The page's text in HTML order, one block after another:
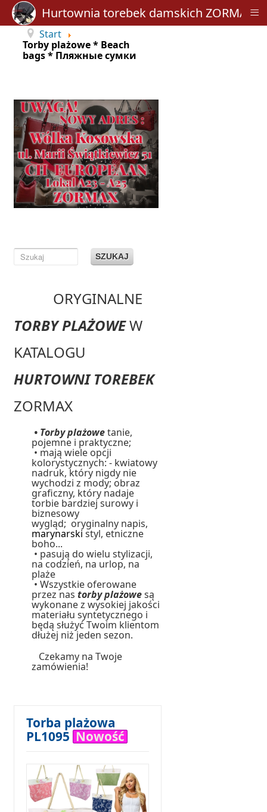
Start
Torby plażowe * Beach
bags * Пляжные сумки
SZUKAJ
ORYGINALNE
TORBY PLAŻOWEW
KATALOGU
HURTOWNI TOREBEK
ZORMAX
• Torby plażowetanie,
pojemne i praktyczne;
• mają wiele opcji
kolorystycznych: - kwiatowy
nadruk, który nigdy nie
wychodzi z mody; obraz
graficzny, który nadaje
torbie bardziej surowy i
biznesowy
wygląd; oryginalny napis,
marynarskistyl, etniczne
boho...
• pasują do wielu stylizacji,
na codzień, na urlop, na
plaże
• Wszystkie oferowane
przez nastorby plażowesą
wykonane z wysokiej jakości
materiału syntetycznego i
będą służyć Twoim klientom
dłużej niż jeden sezon.
Czekamy na Twoje
zamówienia!
Torba plażowa
PL1095 Nowość
Hurtownia torebek damskich ZORMAX≡